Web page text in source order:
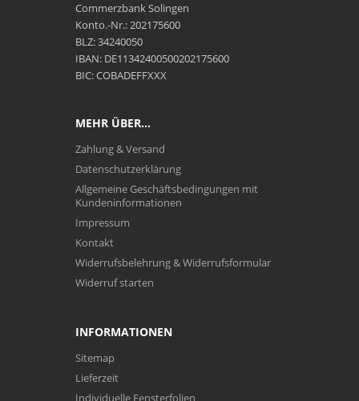
Commerzbank Solingen
Konto.-Nr.: 202175600
BLZ: 34240050
IBAN: DE11342400500202175600
BIC: COBADEFFXXX
MEHR ÜBER...
Zahlung & Versand
Datenschutzerklärung
Allgemeine Geschäftsbedingungen mit
Kundeninformationen
Impressum
Kontakt
Widerrufsbelehrung & Widerrufsformular
Widerruf starten
INFORMATIONEN
Sitemap
Lieferzeit
Individuelle Fensterfolien